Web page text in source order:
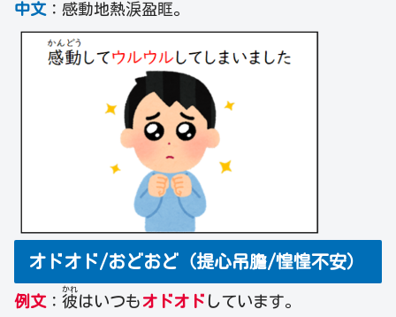
中文 ：感動地熱淚盈眶。
オドオド/おどおど（提心吊膽/惶惶不安）
例文 ： 彼
かれ
はいつも オドオド しています。